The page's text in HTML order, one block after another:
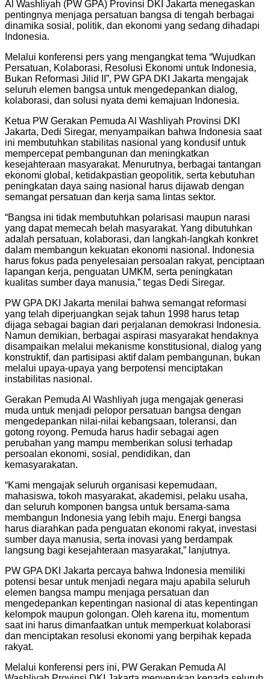
Al Washliyah (PW GPA) Provinsi DKI Jakarta menegaskan
pentingnya menjaga persatuan bangsa di tengah berbagai
dinamika sosial, politik, dan ekonomi yang sedang dihadapi
Indonesia.
Melalui konferensi pers yang mengangkat tema “Wujudkan
Persatuan, Kolaborasi, Resolusi Ekonomi untuk Indonesia,
Bukan Reformasi Jilid II”, PW GPA DKI Jakarta mengajak
seluruh elemen bangsa untuk mengedepankan dialog,
kolaborasi, dan solusi nyata demi kemajuan Indonesia.
Ketua PW Gerakan Pemuda Al Washliyah Provinsi DKI
Jakarta, Dedi Siregar, menyampaikan bahwa Indonesia saat
ini membutuhkan stabilitas nasional yang kondusif untuk
mempercepat pembangunan dan meningkatkan
kesejahteraan masyarakat. Menurutnya, berbagai tantangan
ekonomi global, ketidakpastian geopolitik, serta kebutuhan
peningkatan daya saing nasional harus dijawab dengan
semangat persatuan dan kerja sama lintas sektor.
“Bangsa ini tidak membutuhkan polarisasi maupun narasi
yang dapat memecah belah masyarakat. Yang dibutuhkan
adalah persatuan, kolaborasi, dan langkah-langkah konkret
dalam membangun kekuatan ekonomi nasional. Indonesia
harus fokus pada penyelesaian persoalan rakyat, penciptaan
lapangan kerja, penguatan UMKM, serta peningkatan
kualitas sumber daya manusia,” tegas Dedi Siregar.
PW GPA DKI Jakarta menilai bahwa semangat reformasi
yang telah diperjuangkan sejak tahun 1998 harus tetap
dijaga sebagai bagian dari perjalanan demokrasi Indonesia.
Namun demikian, berbagai aspirasi masyarakat hendaknya
disampaikan melalui mekanisme konstitusional, dialog yang
konstruktif, dan partisipasi aktif dalam pembangunan, bukan
melalui upaya-upaya yang berpotensi menciptakan
instabilitas nasional.
Gerakan Pemuda Al Washliyah juga mengajak generasi
muda untuk menjadi pelopor persatuan bangsa dengan
mengedepankan nilai-nilai kebangsaan, toleransi, dan
gotong royong. Pemuda harus hadir sebagai agen
perubahan yang mampu memberikan solusi terhadap
persoalan ekonomi, sosial, pendidikan, dan
kemasyarakatan.
“Kami mengajak seluruh organisasi kepemudaan,
mahasiswa, tokoh masyarakat, akademisi, pelaku usaha,
dan seluruh komponen bangsa untuk bersama-sama
membangun Indonesia yang lebih maju. Energi bangsa
harus diarahkan pada penguatan ekonomi rakyat, investasi
sumber daya manusia, serta inovasi yang berdampak
langsung bagi kesejahteraan masyarakat,” lanjutnya.
PW GPA DKI Jakarta percaya bahwa Indonesia memiliki
potensi besar untuk menjadi negara maju apabila seluruh
elemen bangsa mampu menjaga persatuan dan
mengedepankan kepentingan nasional di atas kepentingan
kelompok maupun golongan. Oleh karena itu, momentum
saat ini harus dimanfaatkan untuk memperkuat kolaborasi
dan menciptakan resolusi ekonomi yang berpihak kepada
rakyat.
Melalui konferensi pers ini, PW Gerakan Pemuda Al